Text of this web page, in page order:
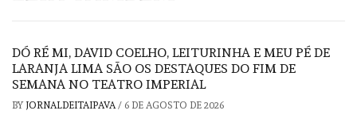
DÓ RÉ MI, DAVID COELHO, LEITURINHA E MEU PÉ DE
LARANJA LIMA SÃO OS DESTAQUES DO FIM DE
SEMANA NO TEATRO IMPERIAL
BY JORNALDEITAIPAVA / 6 DE AGOSTO DE 2026